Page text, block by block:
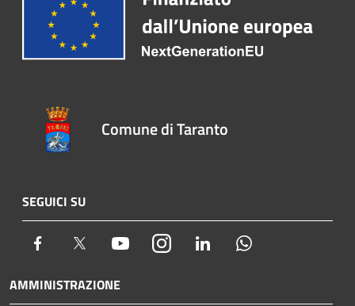
Comune di Taranto
SEGUICI SU
Facebook Twitter YoutubeInstagram LinkedIn
AMMINISTRAZIONE